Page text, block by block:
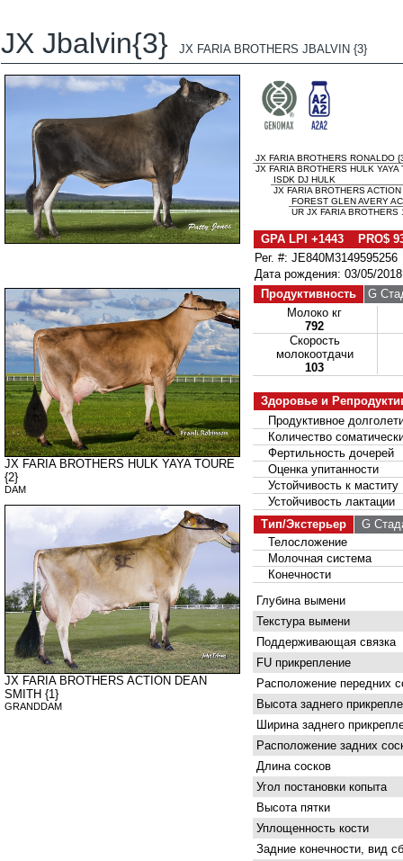
JX Jbalvin{3} JX FARIA BROTHERS JBALVIN {3}
JX FARIA BROTHERS HULK YAYA TOURE
{2}
DAM
JX FARIA BROTHERS ACTION DEAN
SMITH {1}
GRANDDAM
JX FARIA BROTHERS RONALDO
JX FARIA BROTHERS HULK
ISDK DJ HULK
JX FARIA BROTHERS
FOREST GLEN AVERY
UR JX FARIA BROTHERS
GPA LPI +1443 PRO$
Рег. #: JE840M3149595256
Дата рождения: 03/05/2018
Продуктивность
G
Молоко кг
792
Скорость
молокоотдачи
103
Здоровье и
Продуктивное
Количество
Фертильность дочерей
Оценка упитанности
Устойчивость к маститу
Устойчивость лактации
Тип/Экстерьер
G
Телосложение
Молочная система
Конечности
Глубина вымени
Текстура вымени
Поддерживающая связка
FU прикрепление
Расположение передних
Высота заднего
Ширина заднего
Расположение задних
Длина сосков
Угол постановки копыта
Высота пятки
Уплощенность кости
Задние конечности, вид